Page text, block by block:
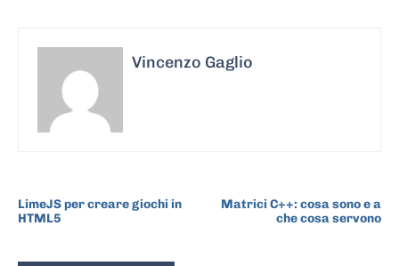
Vincenzo Gaglio
LimeJS per creare giochi in
HTML5
Matrici C++: cosa sono e a
che cosa servono